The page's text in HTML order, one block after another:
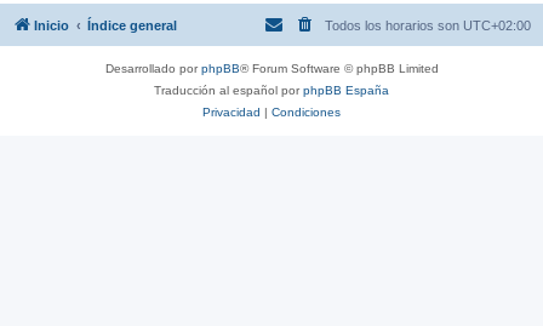
Inicio Índice general Todos los horarios son UTC+02:00
Desarrollado porphpBB® Forum Software © phpBB Limited
Traducción al español porphpBB España
Privacidad | Condiciones